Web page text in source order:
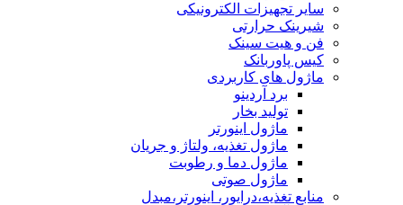
سایر تجهیزات الکترونیکی
شیرینک حرارتی
فن و هیت سینک
کیس پاوربانک
ماژول های کاربردی
برد آردینو
تولید بخار
ماژول اینورتر
ماژول تغذیه، ولتاژ و جریان
ماژول دما و رطوبت
ماژول صوتی
منابع تغذیه،درایور، اینورتر،مبدل